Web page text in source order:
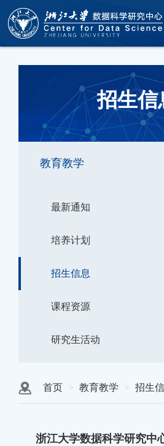
招生信
教育教学
最新通知
培养计划
招生信息
课程资源
研究生活动
首页 教育教学 招生
浙江大学数据科学研究中